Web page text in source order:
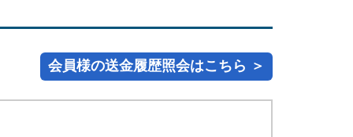
会員様の送金履歴照会はこちら ＞